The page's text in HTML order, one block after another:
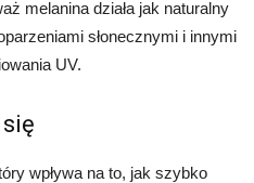
melanina działa jak naturalny
słonecznymi i innymi
UV.
wpływa na to, jak szybko